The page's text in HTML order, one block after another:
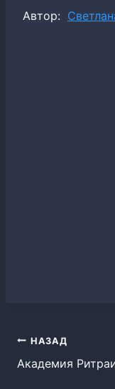
Метки
Автор:
Навигация
по
НАЗАД
Академия